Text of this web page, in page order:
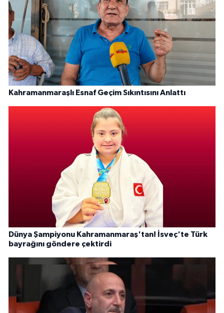
Kahramanmaraşlı Esnaf Geçim Sıkıntısını Anlattı
Dünya Şampiyonu Kahramanmaraş'tan! İsveç'te Türk
bayrağını göndere çektirdi